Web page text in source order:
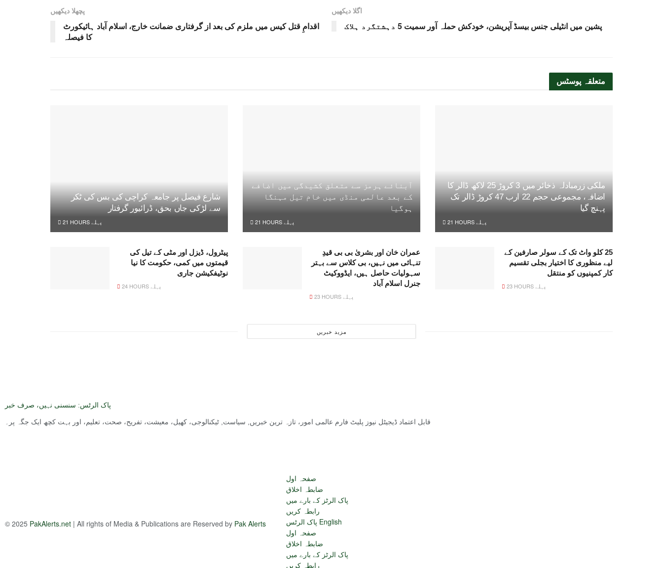
پچھلا دیکھیں
اقدامِ قتل کیس میں ملزم کی بعد از گرفتاری ضمانت خارج، اسلام آباد ہائیکورٹ
کا فیصلہ
اگلا دیکھیں
پشین میں انٹیلی جنس بیسڈ آپریشن، خودکش حملہ آور سمیت 5 دہشتگرد ہلاک
متعلقہ پوسٹس
ملکی زرمبادلہ ذخائر میں 3 کروڑ 25 لاکھ ڈالر کا
اضافہ، مجموعی حجم 22 ارب 47 کروڑ ڈالر تک
پہنچ گیا
21 HOURS پہلے
آبنائے ہرمز سے متعلق کشیدگی میں اضافے
کے بعد عالمی منڈی میں خام تیل مہنگا
ہوگیا
21 HOURS پہلے
شارع فیصل پر جامعہ کراچی کی بس کی ٹکر
سے لڑکی جاں بحق، ڈرائیور گرفتار
21 HOURS پہلے
25 کلو واٹ تک کے سولر صارفین کے
لیے منظوری کا اختیار بجلی تقسیم
کار کمپنیوں کو منتقل
23 HOURS پہلے
عمران خان اور بشریٰ بی بی قیدِ
تنہائی میں نہیں، بی کلاس سے بہتر
سہولیات حاصل ہیں، ایڈووکیٹ
جنرل اسلام آباد
23 HOURS پہلے
پیٹرول، ڈیزل اور مٹی کے تیل کی
قیمتوں میں کمی، حکومت کا نیا
نوٹیفکیشن جاری
24 HOURS پہلے
مزید خبریں
پاک الرٹس: سنسنی نہیں، صرف خبر
قابل اعتماد ڈیجیٹل نیوز پلیٹ فارم عالمی امور، تازہ ترین خبریں, سیاست, ٹیکنالوجی، کھیل، معیشت، تفریح، صحت، تعلیم، اور بہت کچھ ایک جگہ پر۔
© 2025 PakAlerts.net | All rights of Media & Publications are Reserved by Pak Alerts
صفحہ اول
ضابطہ اخلاق
پاک الرٹز کے بارے میں
رابطہ کریں
پاک الرٹس English
صفحہ اول
ضابطہ اخلاق
پاک الرٹز کے بارے میں
رابطہ کریں